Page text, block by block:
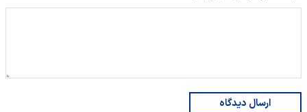
ارسال دیدگاه